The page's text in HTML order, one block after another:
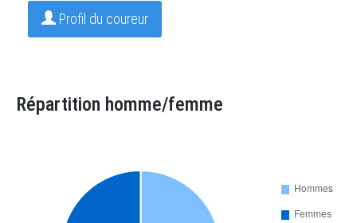
Profil du coureur
Répartition homme/femme